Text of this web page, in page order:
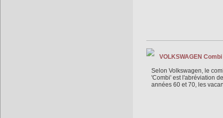
VOLKSWAGEN
Selon Volkswagen, le
'Combi' est l'abréviation
années 60 et 70, les